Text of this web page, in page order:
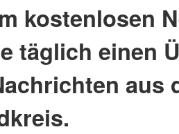
kostenlosen
täglich einen
aus